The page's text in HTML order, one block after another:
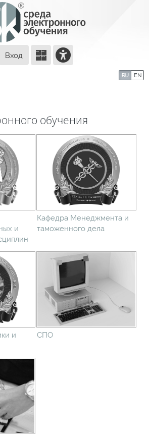
Вход
RU EN
обучения
и
Кафедра Менеджмента и
таможенного дела
и
СПО